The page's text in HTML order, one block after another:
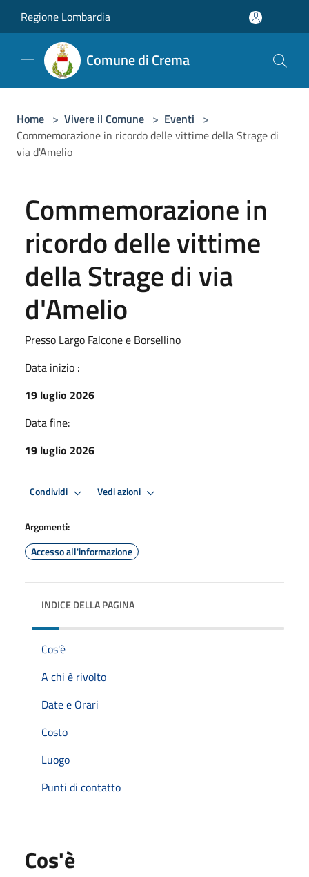
Regione Lombardia
Comune di Crema
Home > Vivere il Comune > Eventi >
Commemorazione in ricordo delle vittime della Strage di
via d'Amelio
Commemorazione in
ricordo delle vittime
della Strage di via
d'Amelio
Presso Largo Falcone e Borsellino
Data inizio :
19 luglio 2026
Data fine:
19 luglio 2026
Condividi Vedi azioni
Argomenti:
Accesso all'informazione
INDICE DELLA PAGINA
Cos'è
A chi è rivolto
Date e Orari
Costo
Luogo
Punti di contatto
Cos'è